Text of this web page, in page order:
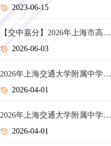
2023-06-15
【交中嘉分】2026年上海市高…
2026-06-03
2026年上海交通大学附属中学…
2026-04-01
2026年上海交通大学附属中学…
2026-04-01